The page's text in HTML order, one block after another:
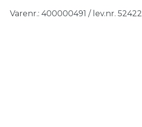
Varenr.: 400000491 / lev.nr. 52422